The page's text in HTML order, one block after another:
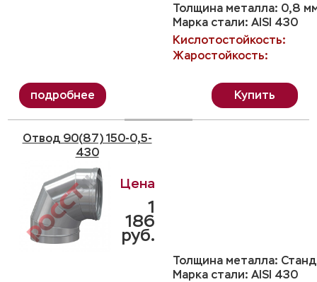
Толщина металла: 0,8
Марка стали: AISI 430
Кислотостойкость:
Жаростойкость:
Купить
Отвод 90(87) 150-0,5-
430
Толщина металла:
Марка стали: AISI 430
1
186
руб.